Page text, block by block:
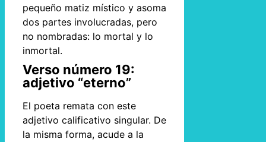
pequeño matiz místico y asoma
dos partes involucradas, pero
no nombradas: lo mortal y lo
inmortal.
Verso número 19:
adjetivo “eterno”
El poeta remata con este
adjetivo calificativo singular. De
la misma forma, acude a la